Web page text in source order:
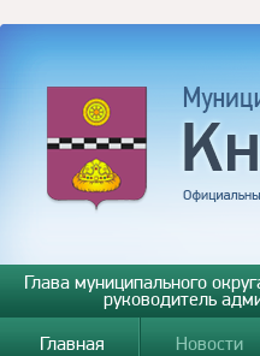
Глава муниципального
руководитель
Главная
Новости